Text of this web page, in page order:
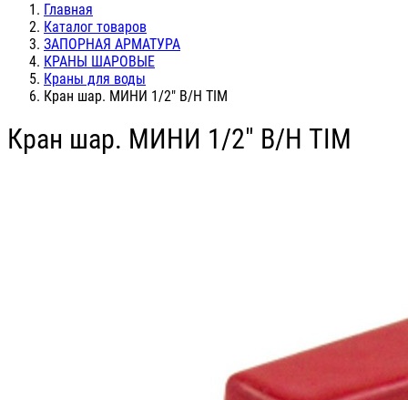
Главная
Каталог товаров
ЗАПОРНАЯ АРМАТУРА
КРАНЫ ШАРОВЫЕ
Краны для воды
Кран шар. МИНИ 1/2" В/Н TIM
Кран шар. МИНИ 1/2" В/Н TIM